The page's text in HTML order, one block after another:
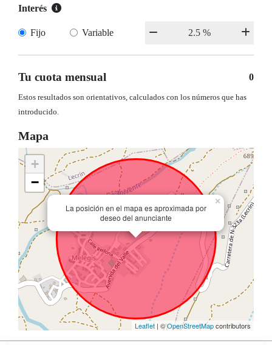
Interés
Fijo Variable
Tu cuota mensual 0
Estos resultados son orientativos, calculados con los números que has
introducido.
Mapa
La posición en el mapa es aproximada por
deseo del anunciante
×
+
−
Leaflet | ©OpenStreetMapcontributors